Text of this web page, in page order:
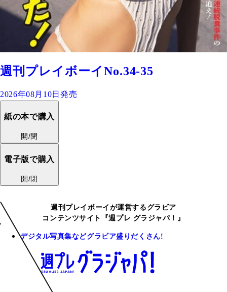
週刊プレイボーイNo.34-35
2026年08月10日発売
紙の本で購入
開/閉
電子版で購入
開/閉
週刊プレイボーイが運営するグラビア
コンテンツサイト『週プレ グラジャパ！』
デジタル写真集などグラビア盛りだくさん!